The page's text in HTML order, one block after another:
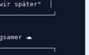
wir später"  │
langsamer 🐢